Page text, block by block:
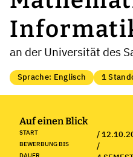
an der Universität des
Sprache: Englisch 1
Auf einen Blick
START /
BEWERBUNG BIS /
DAUER